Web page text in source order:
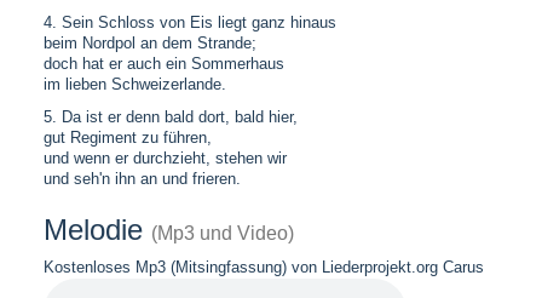
4. Sein Schloss von Eis liegt ganz hinaus
beim Nordpol an dem Strande;
doch hat er auch ein Sommerhaus
im lieben Schweizerlande.
5. Da ist er denn bald dort, bald hier,
gut Regiment zu führen,
und wenn er durchzieht, stehen wir
und seh'n ihn an und frieren.
Melodie (Mp3 und Video)
Kostenloses Mp3 (Mitsingfassung) von Liederprojekt.org Carus